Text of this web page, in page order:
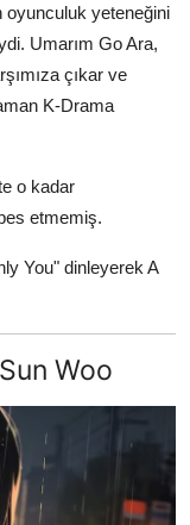
oyunculuk yeteneğini
Umarım Go Ara,
çıkar ve
K-Drama
o kadar
etmemiş.
You" dinleyerek A
Woo